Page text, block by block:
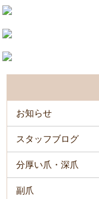
お知らせ
スタッフブログ
分厚い爪・深爪
副爪